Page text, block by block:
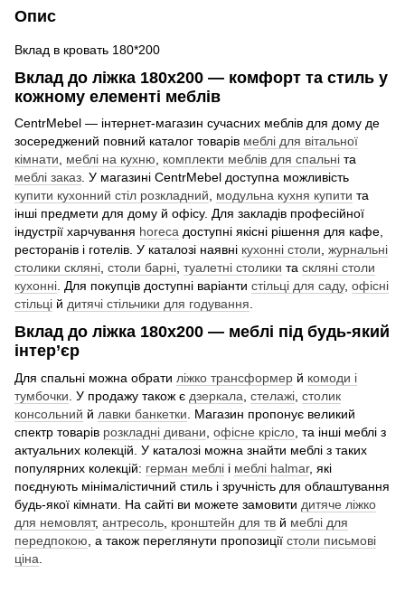
Опис
Вклад в кровать 180*200
Вклад до ліжка 180x200 — комфорт та стиль у
кожному елементі меблів
CentrMebel — інтернет-магазин сучасних меблів для дому де
зосереджений повний каталог товарів меблі для вітальної
кімнати
меблі на кухню комплекти меблів для спальні та
меблі заказ . У магазині CentrMebel доступна можливість
купити кухонний стіл розкладний
модульна кухня купити та
інші предмети для дому й офісу. Для закладів професійної
індустрії харчування horeca доступні якісні рішення для кафе,
ресторанів і готелів. У каталозі наявні кухонні столи журнальні
столики скляні столи барні туалетні столики та скляні столи
кухонні . Для покупців доступні варіанти стільці для саду, офісні
стільці й дитячі стільчики для годування
Вклад до ліжка 180x200 — меблі під будь-який
інтер’єр
Для спальні можна обрати ліжко трансформер й комоди і
тумбочки . У продажу також є дзеркала стелажі столик
консольний й лавки банкетки . Магазин пропонує великий
спектр товарів розкладні дивани офісне крісло , та інші меблі з
актуальних колекцій. У каталозі можна знайти меблі з таких
популярних колекцій: герман меблі і меблі halmar, які
поєднують мінімалістичний стиль і зручність для облаштування
будь-якої кімнати. На сайті ви можете замовити дитяче ліжко
для немовлят, антресоль кронштейн для тв й меблі для
передпокою , а також переглянути пропозиції столи письмові
ціна